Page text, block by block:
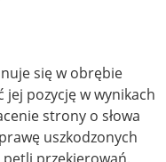
się w obrębie
pozycję w wynikach
strony o słowa
uszkodzonych
przekierowań.